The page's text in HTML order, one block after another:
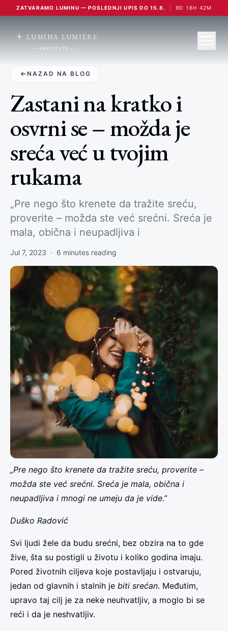
ZATVARAMO LUMINU — POSLEDNJI UPIS DO 15.8. 9D 16H 42M
LUMINA LUMIÈRE
INSTITUTE
NAZAD NA BLOG
Zastani na kratko i
osvrni se – možda je
sreća već u tvojim
rukama
„Pre nego što krenete da tražite sreću,
proverite – možda ste već srećni. Sreća je
mala, obična i neupadljiva i
Jul 7, 2023 · 6 minutes reading
„Pre nego što krenete da tražite sreću, proverite –
možda ste već srećni. Sreća je mala, obična i
neupadljiva i mnogi ne umeju da je vide.”
Duško Radović
Svi ljudi žele da budu srećni, bez obzira na to gde
žive, šta su postigli u životu i koliko godina imaju.
Pored životnih ciljeva koje postavljaju i ostvaruju,
jedan od glavnih i stalnih je biti srećan. Međutim,
upravo taj cilj je za neke neuhvatljiv, a moglo bi se
reći i da je neshvatljiv.